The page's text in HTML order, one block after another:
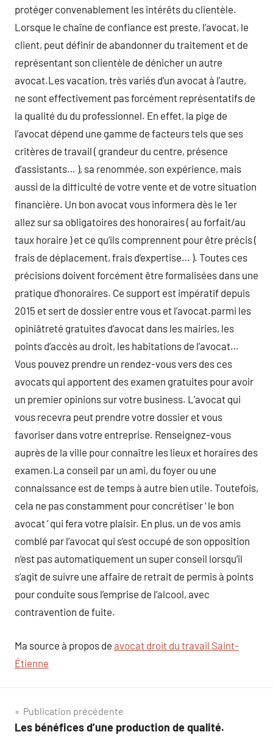
protéger convenablement les intérêts du clientèle.
Lorsque le chaîne de confiance est preste, l’avocat, le
client, peut définir de abandonner du traitement et de
représentant son clientèle de dénicher un autre
avocat.Les vacation, très variés d’un avocat à l’autre,
ne sont effectivement pas forcément représentatifs de
la qualité du du professionnel. En effet, la pige de
l’avocat dépend une gamme de facteurs tels que ses
critères de travail ( grandeur du centre, présence
d’assistants… ), sa renommée, son expérience, mais
aussi de la difficulté de votre vente et de votre situation
financière. Un bon avocat vous informera dès le 1er
allez sur sa obligatoires des honoraires ( au forfait/au
taux horaire ) et ce qu’ils comprennent pour être précis (
frais de déplacement, frais d’expertise… ). Toutes ces
précisions doivent forcément être formalisées dans une
pratique d’honoraires. Ce support est impératif depuis
2015 et sert de dossier entre vous et l’avocat.parmi les
opiniâtreté gratuites d’avocat dans les mairies, les
points d’accès au droit, les habitations de l’avocat…
Vous pouvez prendre un rendez-vous vers des ces
avocats qui apportent des examen gratuites pour avoir
un premier opinions sur votre business. L’avocat qui
vous recevra peut prendre votre dossier et vous
favoriser dans votre entreprise. Renseignez-vous
auprès de la ville pour connaître les lieux et horaires des
examen.La conseil par un ami, du foyer ou une
connaissance est de temps à autre bien utile. Toutefois,
cela ne pas constamment pour concrétiser ‘ le bon
avocat ‘ qui fera votre plaisir. En plus, un de vos amis
comblé par l’avocat qui s’est occupé de son opposition
n’est pas automatiquement un super conseil lorsqu’il
s’agit de suivre une affaire de retrait de permis à points
pour conduite sous l’emprise de l’alcool, avec
contravention de fuite.
Ma source à propos de avocat droit du travail Saint-
Étienne
Navigation
de
Publication précédente
Les bénéfices d’une production de qualité.